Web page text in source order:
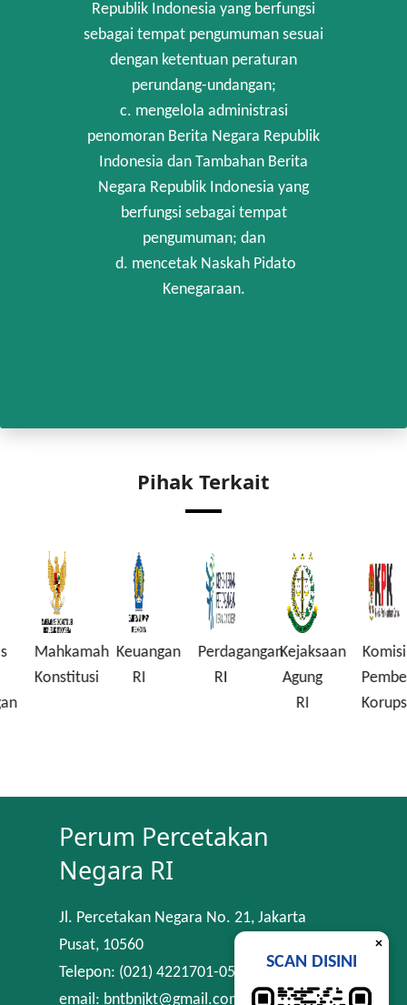
Republik Indonesia yang berfungsi
sebagai tempat pengumuman sesuai
dengan ketentuan peraturan
perundang-undangan;
c. mengelola administrasi
penomoran Berita Negara Republik
Indonesia dan Tambahan Berita
Negara Republik Indonesia yang
berfungsi sebagai tempat
pengumuman; dan
d. mencetak Naskah Pidato
Kenegaraan.
Pihak Terkait
Mahkamah
Konstitusi
Keuangan
PerdaganganKejaksaan
Agung
Komisi
Korupsi
Perum Percetakan
Negara RI
Jl. Percetakan Negara No. 21, Jakarta
Pusat, 10560
Telepon: (021) 4221701-05
email: bntbnjkt@gmail.com
×
SCAN DISINI